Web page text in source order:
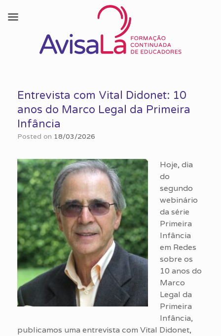
contentEntrevista com Vital Didonet: 10
anos do Marco Legal da Primeira
Infância
Posted on 18/03/2026
Hoje, dia
do
segundo
webinário
da série
Primeira
Infância
em Redes
sobre os
10 anos do
Marco
Legal da
Primeira
Infância,
publicamos uma entrevista com Vital Didonet,